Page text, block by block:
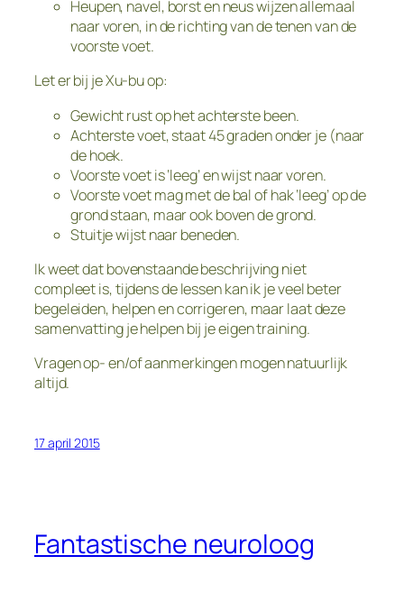
Heupen, navel, borst en neus wijzen allemaal
naar voren, in de richting van de tenen van de
voorste voet.
Let er bij je Xu-bu op:
Gewicht rust op het achterste been.
Achterste voet, staat 45 graden onder je (naar
de hoek.
Voorste voet is ‘leeg’ en wijst naar voren.
Voorste voet mag met de bal of hak ‘leeg’ op de
grond staan, maar ook boven de grond.
Stuitje wijst naar beneden.
Ik weet dat bovenstaande beschrijving niet
compleet is, tijdens de lessen kan ik je veel beter
begeleiden, helpen en corrigeren, maar laat deze
samenvatting je helpen bij je eigen training.
Vragen op- en/of aanmerkingen mogen natuurlijk
altijd.
17 april 2015
Fantastische neuroloog